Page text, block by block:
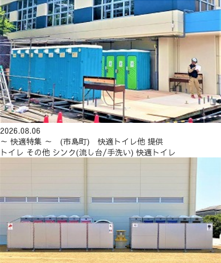
2026.08.06
～ 快適特集 ～ (市島町) 快適トイレ他 提供
トイレ その他 シンク(流し台/手洗い) 快適トイレ